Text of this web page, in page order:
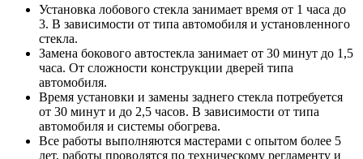
Установка лобового стекла занимает время от 1 часа до
3. В зависимости от типа автомобиля и установленного
стекла.
Замена бокового автостекла занимает от 30 минут до 1,5
часа. От сложности конструкции дверей типа
автомобиля.
Время установки и замены заднего стекла потребуется
от 30 минут и до 2,5 часов. В зависимости от типа
автомобиля и системы обогрева.
Все работы выполняются мастерами с опытом более 5
лет, работы проводятся по техническому регламенту и